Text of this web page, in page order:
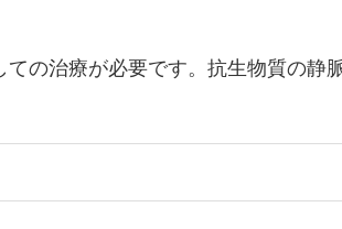
の治療が必要です。抗生物質の静